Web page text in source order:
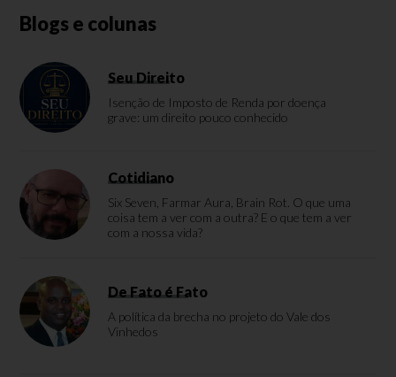
Blogs e colunas
Seu Direito
Isenção de Imposto de Renda por doença
grave: um direito pouco conhecido
Cotidiano
Six Seven, Farmar Aura, Brain Rot. O que uma
coisa tem a ver com a outra? E o que tem a ver
com a nossa vida?
De Fato é Fato
A política da brecha no projeto do Vale dos
Vinhedos